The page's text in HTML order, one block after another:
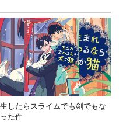
したらスライムでも剣でもな
た件